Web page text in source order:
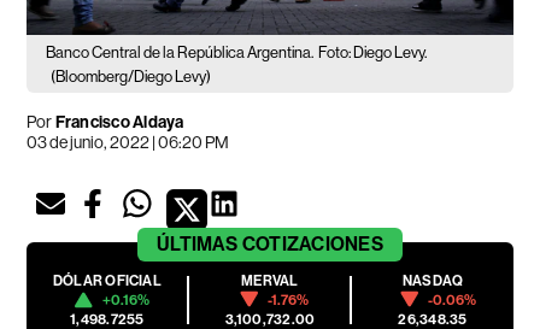
Banco Central de la República Argentina. Foto: Diego Levy.
(Bloomberg/Diego Levy)
PorFrancisco Aldaya
03 de junio, 2022 | 06:20 PM
ÚLTIMAS COTIZACIONES
DÓLAR OFICIAL
+0.16%
1,498.7255
MERVAL
-1.76%
3,100,732.00
NASDAQ
-0.06%
26,348.35